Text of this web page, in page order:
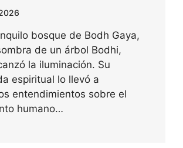
bosque de Bodh Gaya,
de un árbol Bodhi,
la iluminación. Su
espiritual lo llevó a
entendimientos sobre el
humano…